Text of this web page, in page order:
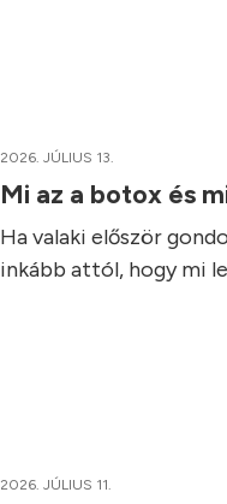
2026. JÚLIUS 13.
Mi az a botox és
Ha valaki először
inkább attól, hogy mi
2026. JÚLIUS 11.